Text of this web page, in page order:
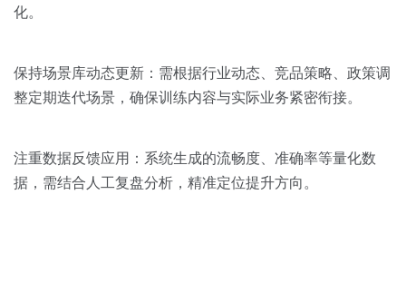
化。
保持场景库动态更新：需根据行业动态、竞品策略、政策调
整定期迭代场景，确保训练内容与实际业务紧密衔接。
注重数据反馈应用：系统生成的流畅度、准确率等量化数
据，需结合人工复盘分析，精准定位提升方向。